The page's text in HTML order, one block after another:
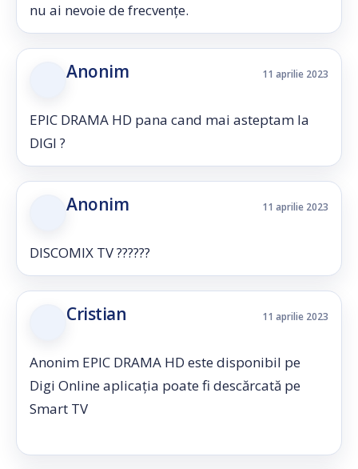
nu ai nevoie de frecvențe.
Anonim 11 aprilie 2023
EPIC DRAMA HD pana cand mai asteptam la
DIGI ?
Anonim 11 aprilie 2023
DISCOMIX TV ??????
Cristian 11 aprilie 2023
Anonim EPIC DRAMA HD este disponibil pe
Digi Online aplicația poate fi descărcată pe
Smart TV